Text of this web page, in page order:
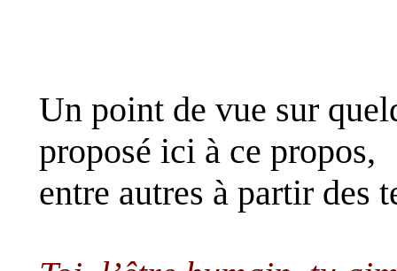
Un point de vue sur
proposé ici à ce propos,
entre autres à partir des